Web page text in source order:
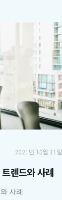
2021년 10월 11일
렌드와 사례
사례